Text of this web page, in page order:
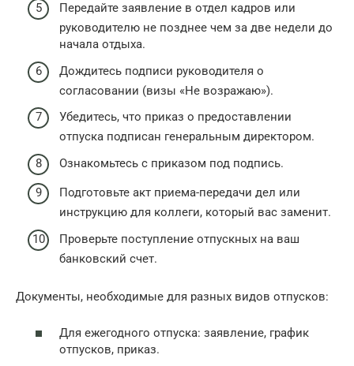
Передайте заявление в отдел кадров или
руководителю не позднее чем за две недели до
начала отдыха.
Дождитесь подписи руководителя о
согласовании (визы «Не возражаю»).
Убедитесь, что приказ о предоставлении
отпуска подписан генеральным директором.
Ознакомьтесь с приказом под подпись.
Подготовьте акт приема-передачи дел или
инструкцию для коллеги, который вас заменит.
Проверьте поступление отпускных на ваш
банковский счет.
Документы, необходимые для разных видов отпусков:
Для ежегодного отпуска: заявление, график
отпусков, приказ.